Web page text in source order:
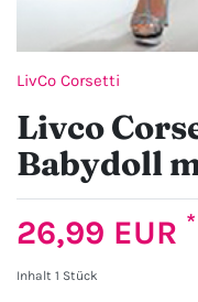
LivCo Corsetti
Livco
Babydoll
26,99 EUR *
Inhalt 1 Stück